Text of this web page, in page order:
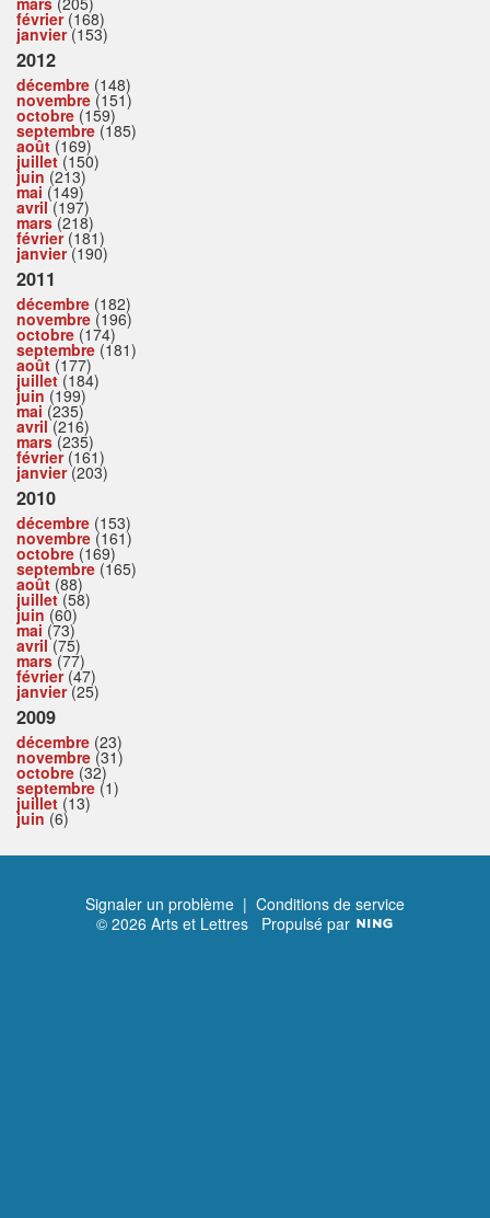
février(168)
janvier(153)
2012
décembre (148)
novembre (151)
octobre (159)
septembre (185)
août (169)
juillet(150)
juin (213)
mai (149)
avril(197)
mars(218)
février(181)
janvier(190)
2011
décembre (182)
novembre (196)
octobre (174)
septembre (181)
août (177)
juillet(184)
juin (199)
mai (235)
avril(216)
mars(235)
février(161)
janvier(203)
2010
décembre (153)
novembre (161)
octobre (169)
septembre (165)
août (88)
juillet(58)
juin (60)
mai (73)
avril(75)
mars(77)
février(47)
janvier(25)
2009
décembre (23)
novembre (31)
octobre (32)
septembre (1)
juillet (13)
juin (6)
Signaler un problème | Conditions de service
© 2026 Arts et Lettres Propulsé par